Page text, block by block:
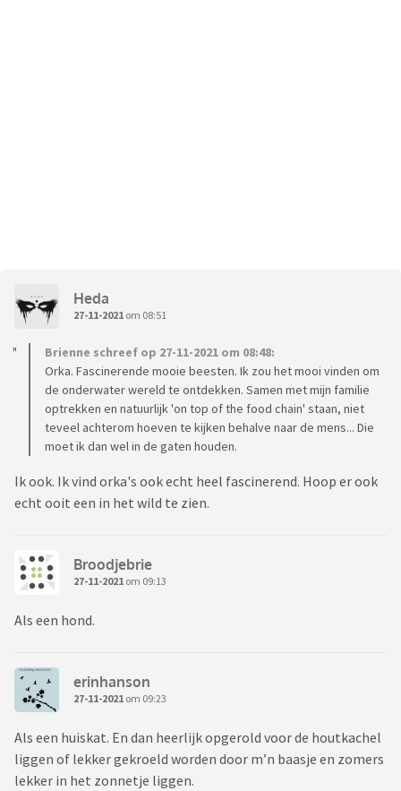
Heda
27-11-2021 om 08:51
Brienne schreef op 27-11-2021 om 08:48:
Orka. Fascinerende mooie beesten. Ik zou het mooi vinden om
de onderwater wereld te ontdekken. Samen met mijn familie
optrekken en natuurlijk 'on top of the food chain' staan, niet
teveel achterom hoeven te kijken behalve naar de mens... Die
moet ik dan wel in de gaten houden.
Ik ook. Ik vind orka's ook echt heel fascinerend. Hoop er ook
echt ooit een in het wild te zien.
Broodjebrie
27-11-2021 om 09:13
Als een hond.
erinhanson
27-11-2021 om 09:23
Als een huiskat. En dan heerlijk opgerold voor de houtkachel
liggen of lekker gekroeld worden door m’n baasje en zomers
lekker in het zonnetje liggen.